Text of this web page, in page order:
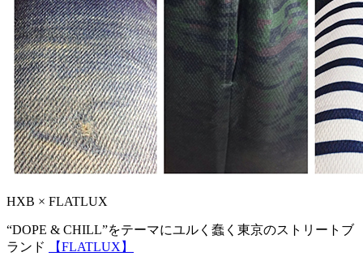
HXB × FLATLUX
“DOPE & CHILL”をテーマにユルく蠢く東京のストリートブ
ランド
【FLATLUX】